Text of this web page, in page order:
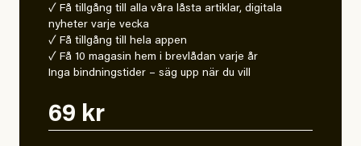
✓ Få tillgång till alla våra låsta artiklar, digitala
nyheter varje vecka
✓ Få tillgång till hela appen
✓ Få 10 magasin hem i brevlådan varje år
Inga bindningstider – säg upp när du vill
69 kr